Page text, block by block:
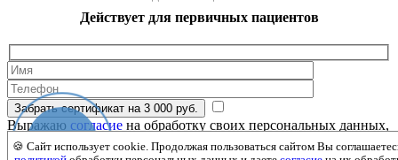
🍪 Сайт использует cookie. Продолжая пользоваться сайтом Вы
Действует для первичных пациентов
Забрать сертификат на 3 000 руб.
Выражаю согласие на обработку своих персональных данных,
ознакомиться с
Политикой в отношении персональных
данных.запись